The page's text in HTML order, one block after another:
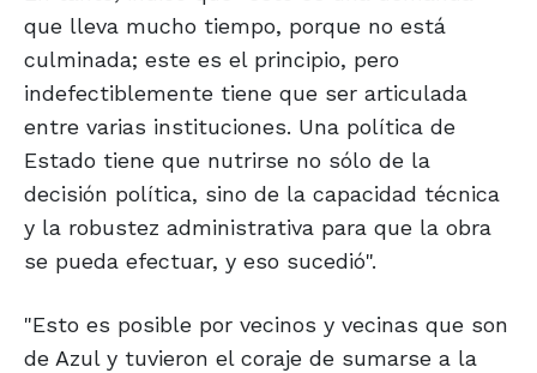
que lleva mucho tiempo, porque no está
culminada; este es el principio, pero
indefectiblemente tiene que ser articulada
entre varias instituciones. Una política de
Estado tiene que nutrirse no sólo de la
decisión política, sino de la capacidad técnica
y la robustez administrativa para que la obra
se pueda efectuar, y eso sucedió".
"Esto es posible por vecinos y vecinas que son
de Azul y tuvieron el coraje de sumarse a la